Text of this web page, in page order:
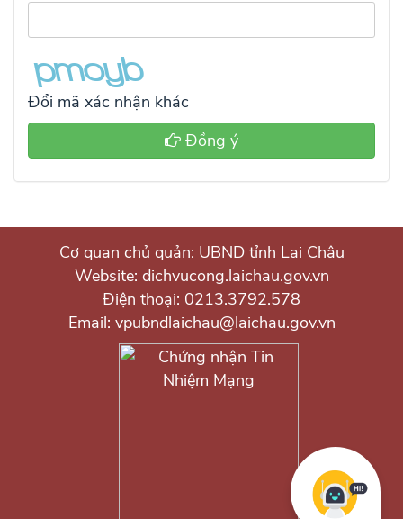
Đổi mã xác nhận khác
Đồng ý
Cơ quan chủ quản: UBND tỉnh Lai Châu
Website: dichvucong.laichau.gov.vn
Điện thoại: 0213.3792.578
Email: vpubndlaichau@laichau.gov.vn